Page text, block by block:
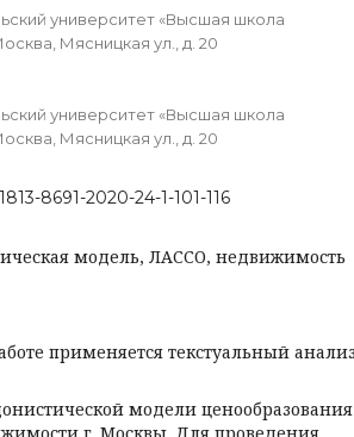
университет «Высшая школа
Мясницкая ул., д. 20
университет «Высшая школа
Мясницкая ул., д. 20
8691-2020-24-1-101-116
модель, ЛАССО, недвижимость
применяется текстуальный анализ
модели ценообразования